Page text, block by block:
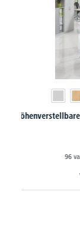
Bureaus